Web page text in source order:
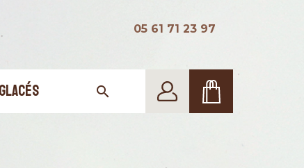
05 61 71 23 97
